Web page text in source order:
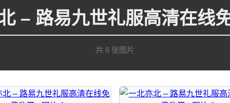
– 路易九世礼服高清在线
共 8 张图片